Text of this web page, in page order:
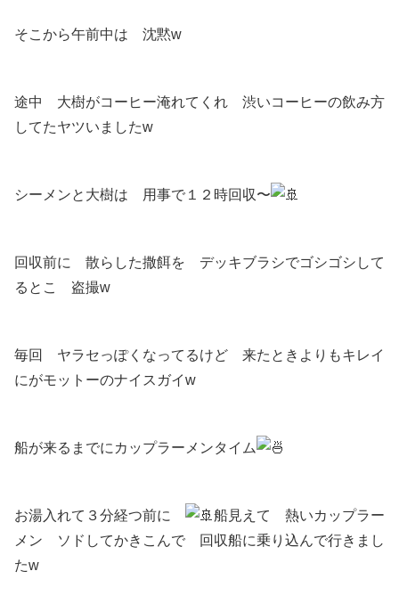
そこから午前中は 沈黙w
途中 大樹がコーヒー淹れてくれ 渋いコーヒーの飲み方
してたヤツいましたw
シーメンと大樹は 用事で１２時回収〜
回収前に 散らした撒餌を デッキブラシでゴシゴシして
るとこ 盗撮w
毎回 ヤラセっぽくなってるけど 来たときよりもキレイ
にがモットーのナイスガイw
船が来るまでにカップラーメンタイム
お湯入れて３分経つ前に
船見えて 熱いカップラー
メン ソドしてかきこんで 回収船に乗り込んで行きまし
たw